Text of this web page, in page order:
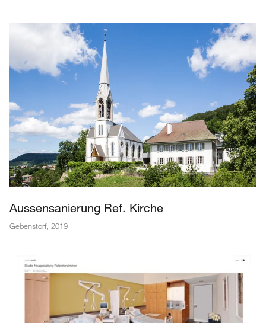
Aussensanierung Ref. Kirche
Gebenstorf, 2019